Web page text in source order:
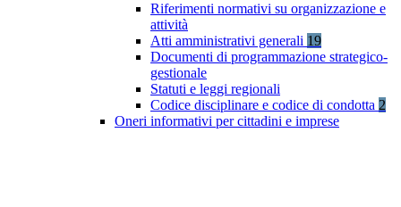
Riferimenti normativi su organizzazione e
attività
Atti amministrativi generali 19
Documenti di programmazione strategico-
gestionale
Statuti e leggi regionali
Codice disciplinare e codice di condotta 2
Oneri informativi per cittadini e imprese